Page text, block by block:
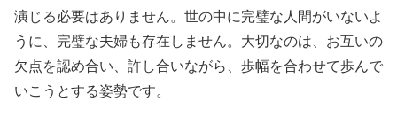
演じる必要はありません。世の中に完璧な人間がいないよ
うに、完璧な夫婦も存在しません。大切なのは、お互いの
欠点を認め合い、許し合いながら、歩幅を合わせて歩んで
いこうとする姿勢です。